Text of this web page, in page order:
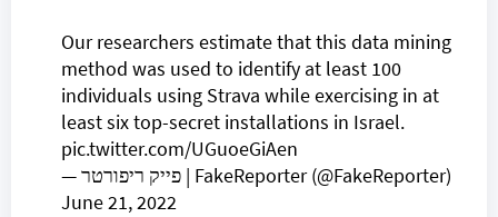
Our researchers estimate that this data mining
method was used to identify at least 100
individuals using Strava while exercising in at
least six top-secret installations in Israel.
pic.twitter.com/UGuoeGiAen
— פייק ריפורטר | FakeReporter (@FakeReporter)
June 21, 2022